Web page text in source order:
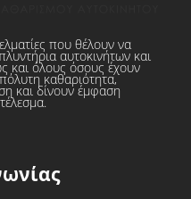
που θέλουν να
αυτοκινήτων και
και όλους όσους έχουν
καθαριότητα,
και δίνουν έμφαση